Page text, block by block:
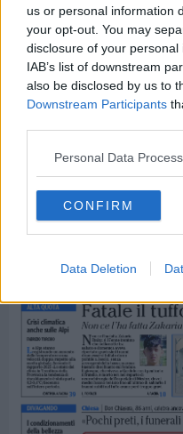
us or personal information
your opt-out. You may
disclosure of your
IAB’s list of downstream
also be disclosed by us to
Downstream Participants
Personal Data
CONFIRM
Data Deletion